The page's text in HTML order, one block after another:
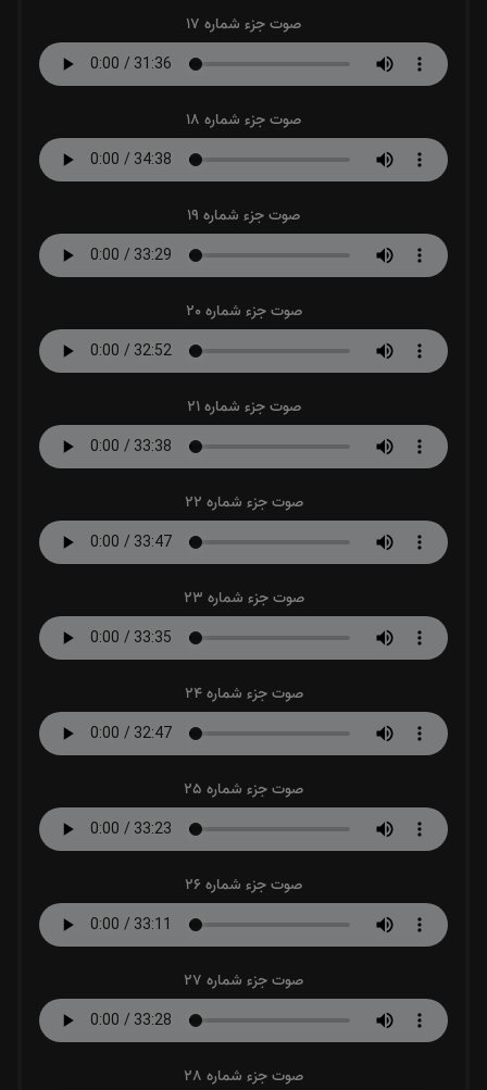
صوت جزء شماره 17
صوت جزء شماره 18
صوت جزء شماره 19
صوت جزء شماره 20
صوت جزء شماره 21
صوت جزء شماره 22
صوت جزء شماره 23
صوت جزء شماره 24
صوت جزء شماره 25
صوت جزء شماره 26
صوت جزء شماره 27
صوت جزء شماره 28